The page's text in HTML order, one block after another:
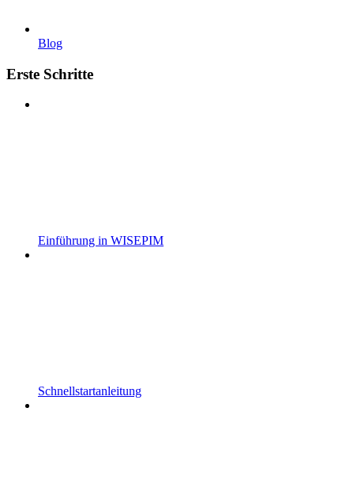
Blog
Erste Schritte
Einführung in WISEPIM
Schnellstartanleitung